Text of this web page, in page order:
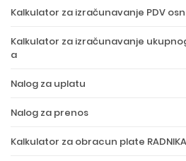
Kalkulator za izračunavanje PDV
Kalkulator za izračunavanje
a
Nalog za uplatu
Nalog za prenos
Kalkulator za obracun plate